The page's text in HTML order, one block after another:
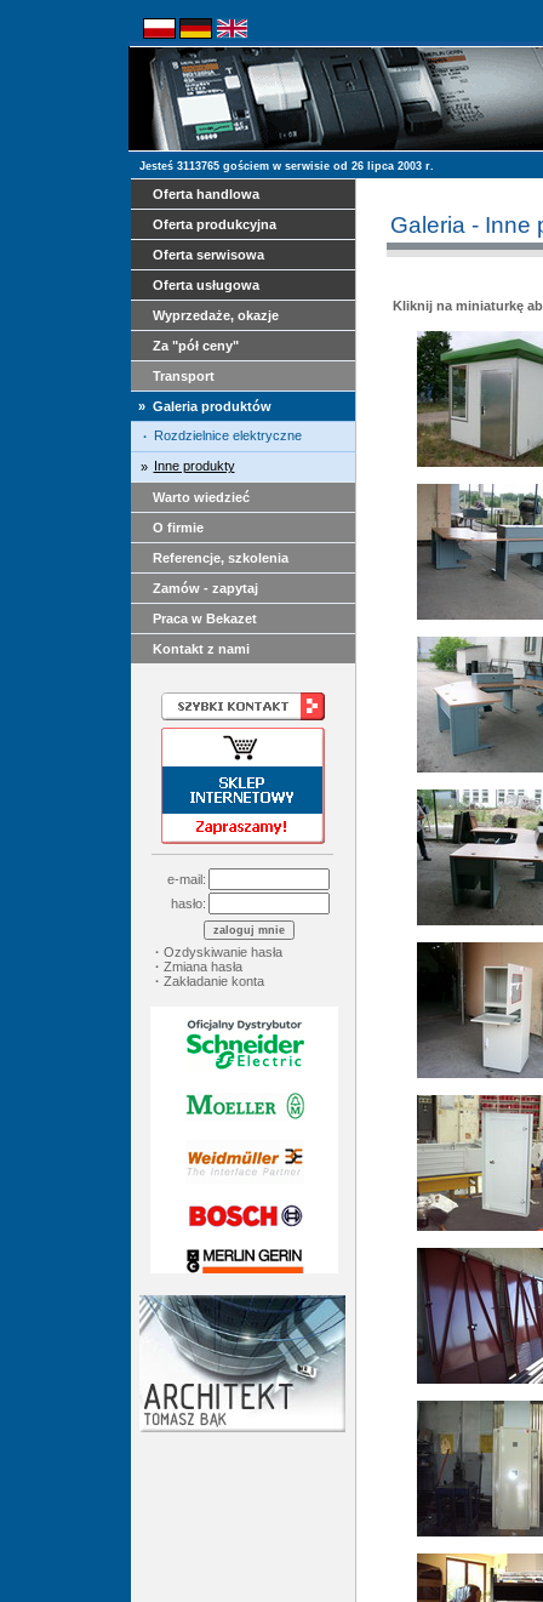
Jesteś 3113765 gościem w serwisie od 26 lipca 2003 r.
Oferta handlowa
Oferta produkcyjna
Oferta serwisowa
Oferta usługowa
Wyprzedaże, okazje
Za "pół ceny"
Transport
» Galeria produktów
· Rozdzielnice elektryczne
» Inne produkty
Warto wiedzieć
O firmie
Referencje, szkolenia
Zamów - zapytaj
Praca w Bekazet
Kontakt z nami
e-mail:
hasło:
· Ozdyskiwanie hasła
· Zmiana hasła
· Zakładanie konta
Galeria - Inne
Kliknij na miniaturkę